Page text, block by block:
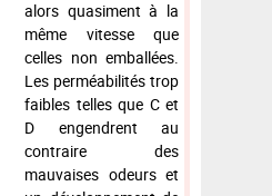
alors quasiment à la
même vitesse que
celles non emballées.
Les perméabilités trop
faibles telles que C et
D engendrent au
contraire des
mauvaises odeurs et